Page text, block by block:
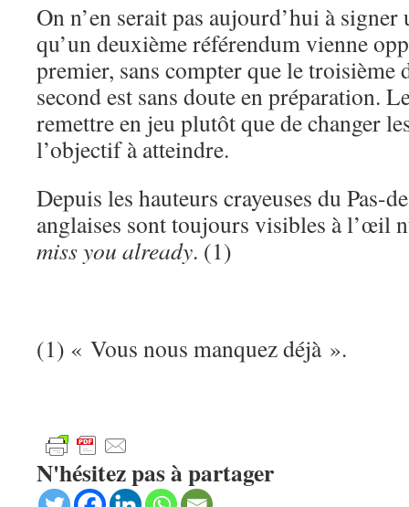
On n’en serait pas aujourd’hui à
qu’un deuxième référendum vienne
premier, sans compter que le troisième
second est sans doute en préparation.
remettre en jeu plutôt que de changer
l’objectif à atteindre.
Depuis les hauteurs crayeuses du Pas-
anglaises sont toujours visibles à l’œil
miss you already. (1)
(1) « Vous nous manquez déjà ».
N'hésitez pas à partager